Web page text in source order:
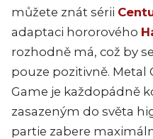
můžete znát sérii
adaptaci hororového
rozhodně má, což by
pouze pozitivně. Metal
Game je každopádně
zasazeným do světa
partie zabere